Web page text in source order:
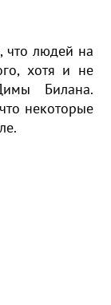
что людей на
хотя и не
Билана.
некоторые